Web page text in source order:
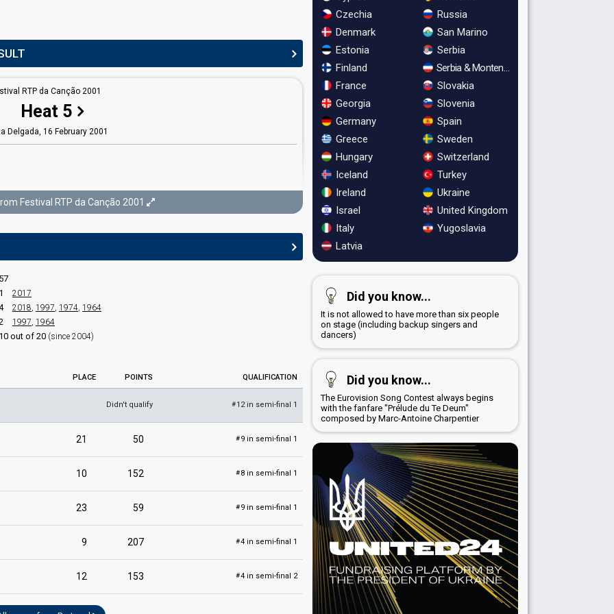
RTP da Canção 2001
Heat 5
Delgada, 16 February 2001
Final
Maria da Feira,
Festival RTP da Canção 2001
57
1 2017
2018, 1997, 1974, 1964
1997, 1964
10 out of 20 (since 2004)
PLACE POINTS QUALIFICATION
Didn't qualify #12 in semi-final 1
21 50 #9 in semi-final 1
10 152 #8 in semi-final 1
23 59 #9 in semi-final 1
9 207 #4 in semi-final 1
12 153 #4 in semi-final 2
Czechia
Denmark
Estonia
Finland
France
Georgia
Germany
Greece
Hungary
Iceland
Ireland
Israel
Italy
Latvia
Russia
San Marino
Serbia
Serbia & Montenegro
Slovakia
Slovenia
Spain
Sweden
Switzerland
Turkey
Ukraine
United Kingdom
Yugoslavia
Did you know...
It is not allowed to have more than six people
on stage (including backup singers and
dancers)
Did you know...
The Eurovision Song Contest always begins
with the fanfare "Prélude du Te Deum"
composed by Marc-Antoine Charpentier